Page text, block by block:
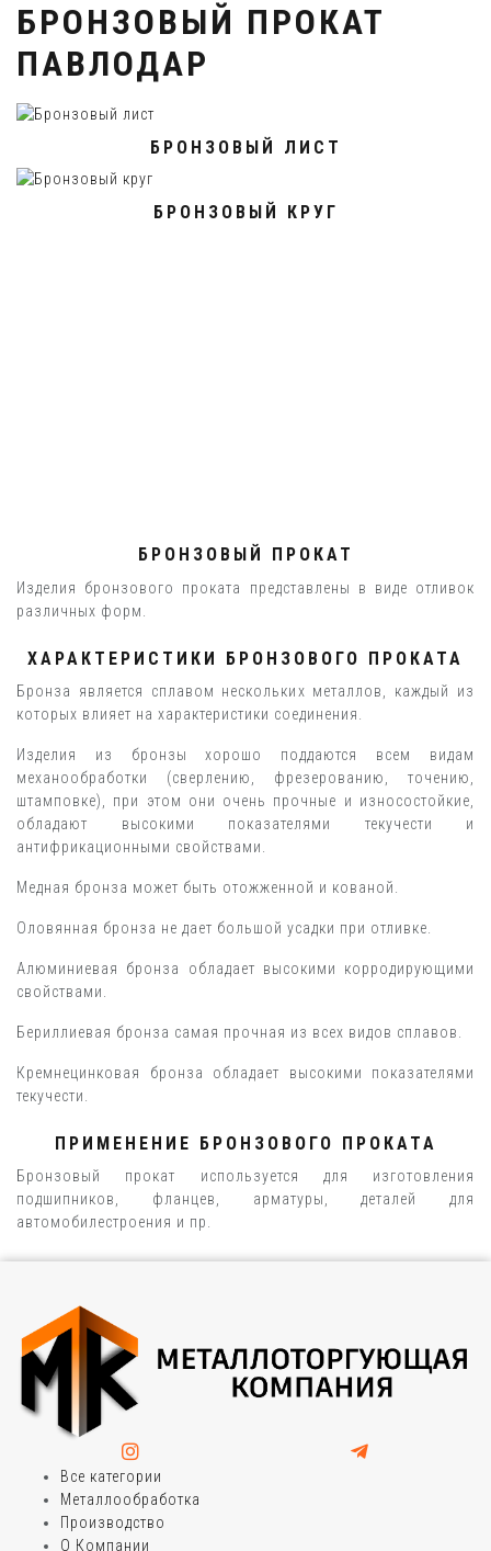
БРОНЗОВЫЙ ПРОКАТ
ПАВЛОДАР
БРОНЗОВЫЙ ЛИСТ
БРОНЗОВЫЙ КРУГ
БРОНЗОВЫЙ ПРОКАТ
Изделия бронзового проката представлены в виде отливок
различных форм.
ХАРАКТЕРИСТИКИ БРОНЗОВОГО ПРОКАТА
Бронза является сплавом нескольких металлов, каждый из
которых влияет на характеристики соединения.
Изделия из бронзы хорошо поддаются всем видам
механообработки (сверлению, фрезерованию, точению,
штамповке), при этом они очень прочные и износостойкие,
обладают высокими показателями текучести и
антифрикационными свойствами.
Медная бронза может быть отожженной и кованой.
Оловянная бронза не дает большой усадки при отливке.
Алюминиевая бронза обладает высокими корродирующими
свойствами.
Бериллиевая бронза самая прочная из всех видов сплавов.
Кремнецинковая бронза обладает высокими показателями
текучести.
ПРИМЕНЕНИЕ БРОНЗОВОГО ПРОКАТА
Бронзовый прокат используется для изготовления
подшипников, фланцев, арматуры, деталей для
автомобилестроения и пр.
Все категории
Металлообработка
Производство
О Компании